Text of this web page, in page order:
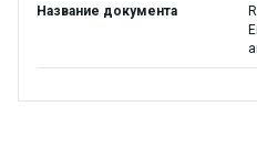
Название документа